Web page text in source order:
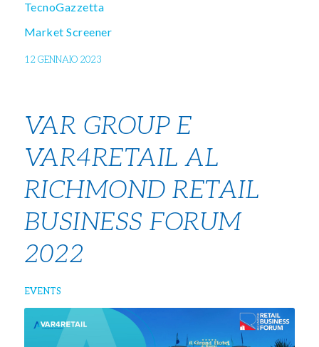
TecnoGazzetta
Market Screener
12 GENNAIO 2023
VAR GROUP E
VAR4RETAIL AL
RICHMOND RETAIL
BUSINESS FORUM
2022
EVENTS